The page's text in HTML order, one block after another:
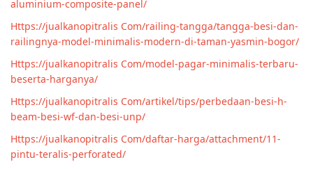
aluminium-composite-panel/
Https://jualkanopitralis Com/railing-tangga/tangga-besi-dan-
railingnya-model-minimalis-modern-di-taman-yasmin-bogor/
Https://jualkanopitralis Com/model-pagar-minimalis-terbaru-
beserta-harganya/
Https://jualkanopitralis Com/artikel/tips/perbedaan-besi-h-
beam-besi-wf-dan-besi-unp/
Https://jualkanopitralis Com/daftar-harga/attachment/11-
pintu-teralis-perforated/